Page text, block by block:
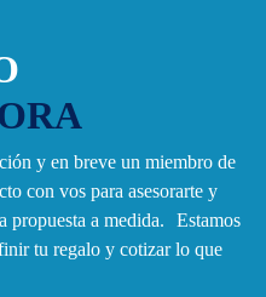
y en breve un miembro de
con vos para asesorarte y
propuesta a medida. Estamos
tu regalo y cotizar lo que